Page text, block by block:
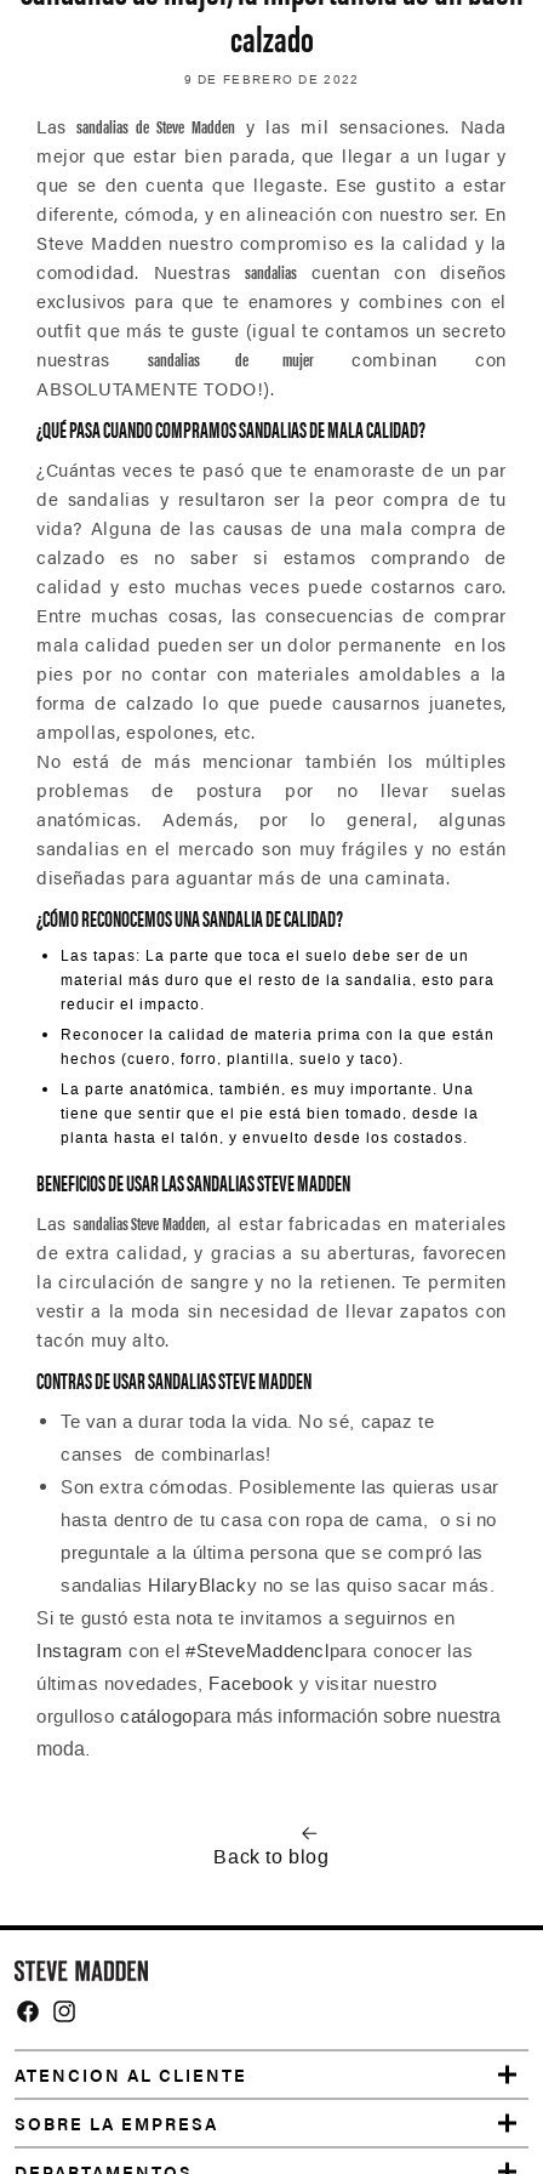
calzado
9 DE FEBRERO DE 2022
Lassandalias de Steve Madden y las mil sensaciones. Nada
mejor que estar bien parada, que llegar a un lugar y
que se den cuenta que llegaste. Ese gustito a estar
diferente, cómoda, y en alineación con nuestro ser. En
Steve Madden nuestro compromiso es la calidad y la
comodidad. Nuestras sandalias cuentan con diseños
exclusivos para que te enamores y combines con el
outfit que más te guste (igual te contamos un secreto
nuestras sandalias de mujer combinan con
ABSOLUTAMENTE TODO!).
¿QUÉ PASA CUANDO COMPRAMOS SANDALIAS DE MALA CALIDAD?
¿Cuántas veces te pasó que te enamoraste de un par
de sandalias y resultaron ser la peor compra de tu
vida? Alguna de las causas de una mala compra de
calzado es no saber si estamos comprando de
calidad y esto muchas veces puede costarnos caro.
Entre muchas cosas, las consecuencias de comprar
mala calidad pueden ser un dolor permanente en los
pies por no contar con materiales amoldables a la
forma de calzado lo que puede causarnos juanetes,
ampollas, espolones, etc.
No está de más mencionar también los múltiples
problemas de postura por no llevar suelas
anatómicas. Además, por lo general, algunas
sandalias en el mercado son muy frágiles y no están
diseñadas para aguantar más de una caminata.
¿CÓMO RECONOCEMOS UNA SANDALIA DE CALIDAD?
Las tapas: La parte que toca el suelo debe ser de un
material más duro que el resto de la sandalia, esto para
reducir el impacto.
Reconocer la calidad de materia prima con la que están
hechos (cuero, forro, plantilla, suelo y taco).
La parte anatómica, también, es muy importante. Una
tiene que sentir que el pie está bien tomado, desde la
planta hasta el talón, y envuelto desde los costados.
BENEFICIOS DE USAR LAS SANDALIAS STEVE MADDEN
Las sandalias Steve Madden, al estar fabricadas en materiales
de extra calidad, y gracias a su aberturas, favorecen
la circulación de sangre y no la retienen. Te permiten
vestir a la moda sin necesidad de llevar zapatos con
tacón muy alto.
CONTRAS DE USAR SANDALIAS STEVE MADDEN
Te van a durar toda la vida. No sé, capaz te
canses de combinarlas!
Son extra cómodas. Posiblemente las quieras usar
hasta dentro de tu casa con ropa de cama, o si no
preguntale a la última persona que se compró las
sandalias HilaryBlacky no se las quiso sacar más.
Si te gustó esta nota te invitamos a seguirnos en
Instagram con el#SteveMaddenclpara conocer las
últimas novedades, Facebook y visitar nuestro
orgulloso catálogopara más información sobre nuestra
moda.
Back to blog
ATENCION AL CLIENTE
SOBRE LA EMPRESA